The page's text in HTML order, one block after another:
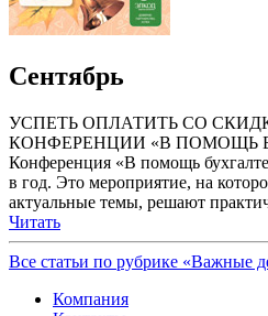
Сентябрь
УСПЕТЬ ОПЛАТИТЬ СО
КОНФЕРЕНЦИИ «В ПОМОЩЬ
Конференция «В помощь
в год. Это мероприятие, на
актуальные темы, решают
Читать
Все статьи по рубрике «Важные
Компания